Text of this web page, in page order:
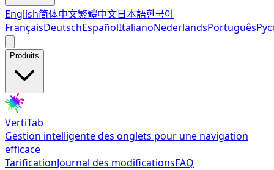
English简体中文繁體中文日本語한국어
FrançaisDeutschEspañolItalianoNederlandsPortuguês
Produits
VertiTab
Gestion intelligente des onglets pour une navigation
efficace
TarificationJournal des modificationsFAQ